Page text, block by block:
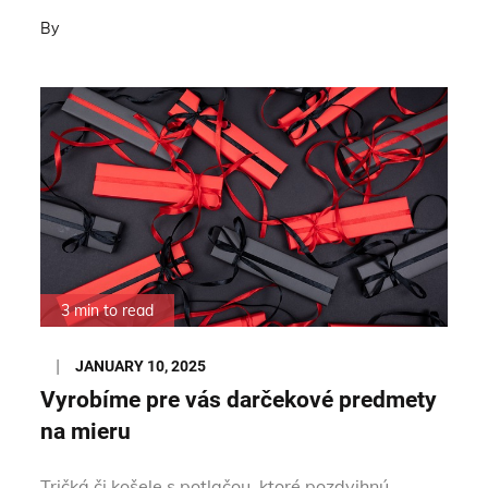
By
3 min to read
Posted
on
JANUARY 10, 2025
Vyrobíme pre vás darčekové predmety
na mieru